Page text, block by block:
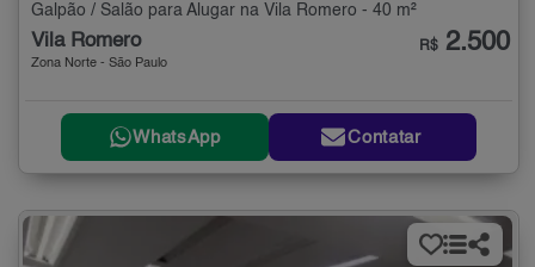
Galpão / Salão para Alugar na Vila Romero - 40 m²
Vila Romero
Zona Norte - São Paulo
R$ 2.500
WhatsApp Contatar